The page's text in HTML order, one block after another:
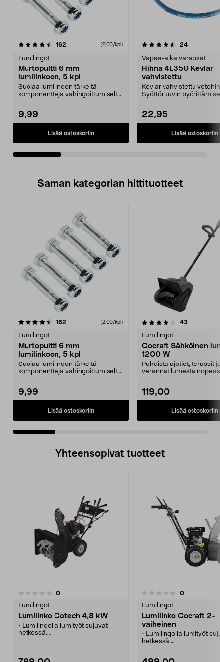
162 (2,00/kpl)
Lumilingot
Murtopultti 6 mm
lumilinkoon, 5 kpl
Suojaa lumilingon tärkeitä
komponentteja vahingoittumiselta
9,99
Lisää ostoskoriin
4.5viidestä
24arvostelut
Vapaa-aika varaosat
Hihna 4L350 Kevlar
vahvistettu
Kevlar vahvistettu
Syöttöruuvin
22,95
Lisää ostoskoriin
4.5viidestä
Saman kategorian hittituotteet
162 (2,00/kpl)
Lumilingot
Murtopultti 6 mm
lumilinkoon, 5 kpl
Suojaa lumilingon tärkeitä
komponentteja vahingoittumiselta
9,99
Lisää ostoskoriin
4.0 viidestä
43
Lumilingot
Cocraft Sähköinen
1200 W
Puhdista ajotiet, terassit
verannat lumesta
119,00
Lisää ostoskoriin
4.0 viidestä
Yhteensopivat tuotteet
0arvostelut
Lumilingot
Lumilinko Cotech 4,8 kW
• Lumilingolla lumityöt sujuvat
hetkessä.
0.0 viidestä
0arvostelut
Lumilingot
Lumilinko Cocraft 2-
vaiheinen
• Lumilingolla lumityöt
hetkessä.